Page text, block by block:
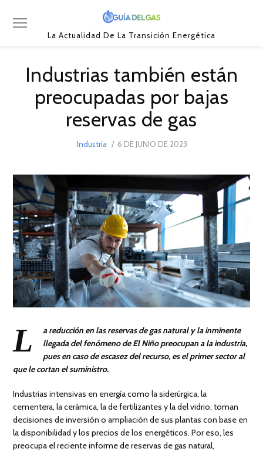
La Actualidad De La Transición Energética
Industrias también están
preocupadas por bajas
reservas de gas
Industria
POSTED
6 DE JUNIO DE 2023
DE
2023
L
a reducción en las reservas de gas natural y la inminente
llegada del fenómeno de El Niño preocupan a la industria,
pues en caso de escasez del recurso, es el primer sector al
que le cortan el suministro.
Industrias intensivas en energía como la siderúrgica, la
cementera, la cerámica, la de fertilizantes y la del vidrio, toman
decisiones de inversión o ampliación de sus plantas con base en
la disponibilidad y los precios de los energéticos. Por eso, les
preocupa el reciente informe de reservas de gas natural,